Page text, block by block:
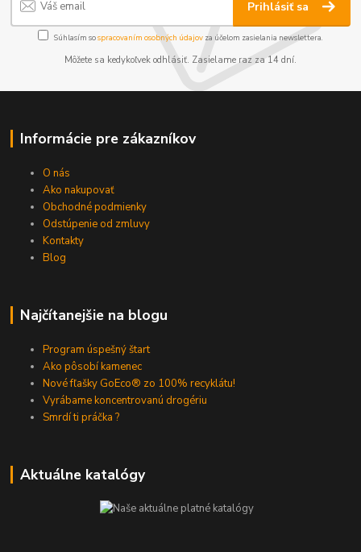
Prihlásiť sa
Súhlasím sospracovaním osobných údajov za účelom zasielania newslettera.
Môžete sa kedykoľvek odhlásiť. Zasielame raz za 14 dní.
Informácie pre zákazníkov
O nás
Ako nakupovať
Obchodné podmienky
Odstúpenie od zmluvy
Kontakty
Blog
Najčítanejšie na blogu
Program úspešný štart
Ako pôsobí kamenec
Nové fľašky GoEco® zo 100% recyklátu!
Vyrábame koncentrovanú drogériu
Smrdí ti práčka ?
Aktuálne katalógy